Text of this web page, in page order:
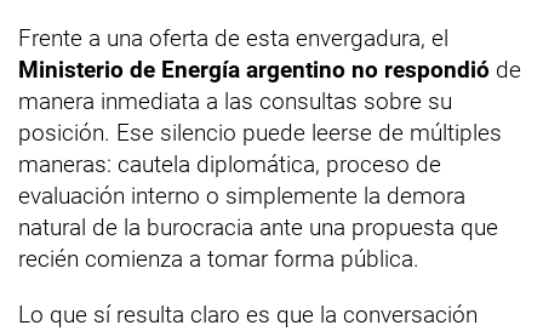
Frente a una oferta de esta envergadura, el
Ministerio de Energía argentino no respondió de
manera inmediata a las consultas sobre su
posición. Ese silencio puede leerse de múltiples
maneras: cautela diplomática, proceso de
evaluación interno o simplemente la demora
natural de la burocracia ante una propuesta que
recién comienza a tomar forma pública.
Lo que sí resulta claro es que la conversación